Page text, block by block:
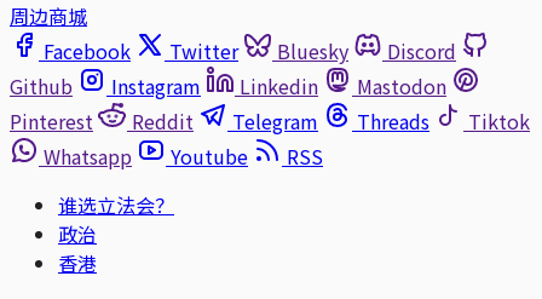
周边商城
Facebook
Twitter Bluesky
Discord
Github
Instagram Linkedin
Mastodon
Pinterest
Reddit Telegram Threads
Tiktok
Whatsapp
Youtube
RSS
谁选立法会？
政治
香港